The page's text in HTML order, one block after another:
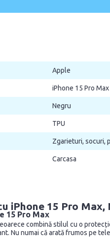
Apple
iPhone 15 Pro Max
Negru
TPU
Zgarieturi, socuri,
Carcasa
iPhone 15 Pro Max,
15 Pro Max
combină stilul cu o
Nu numai că arată frumos pe